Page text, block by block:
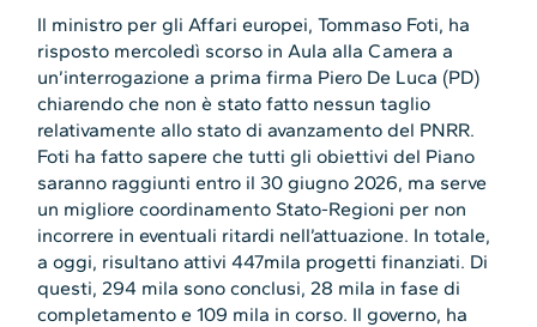
Il ministro per gli Affari europei, Tommaso Foti, ha
risposto mercoledì scorso in Aula alla Camera a
un’interrogazione a prima firma Piero De Luca (PD)
chiarendo che non è stato fatto nessun taglio
relativamente allo stato di avanzamento del PNRR.
Foti ha fatto sapere che tutti gli obiettivi del Piano
saranno raggiunti entro il 30 giugno 2026, ma serve
un migliore coordinamento Stato-Regioni per non
incorrere in eventuali ritardi nell’attuazione. In totale,
a oggi, risultano attivi 447mila progetti finanziati. Di
questi, 294 mila sono conclusi, 28 mila in fase di
completamento e 109 mila in corso. Il governo, ha